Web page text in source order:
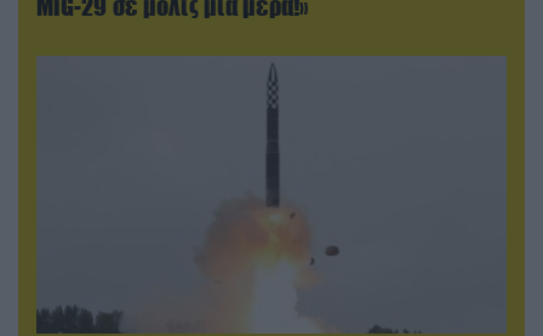
MiG-29 σε μόλις μια μέρα!»